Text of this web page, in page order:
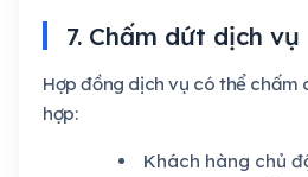
7. Chấm dứt dịch vụ
Hợp đồng dịch vụ có thể
hợp:
Khách hàng chủ